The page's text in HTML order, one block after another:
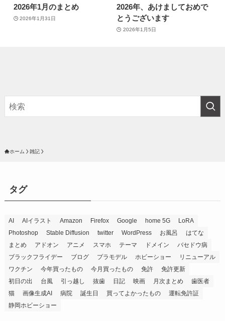
2026年1月のまとめ
2026年1月31日
2026年、あけましておめで
とうございます
2026年1月5日
ホーム 雑記
タグ
AI AIイラスト Amazon Firefox Google home 5G
LoRA
Photoshop
Stable Diffusion twitter WordPress お風呂
はてな
まとめ
アドオン アニメ スマホ テーマ ドメイン
バセドウ病
ブラックフライデー
ブログ プラモデル ホビーショー
リニューアル
ワクチン
今年買ったもの 今月買ったもの 免許
免許更新
初日の出
台風 引っ越し 抜歯 日記 映画 月次まとめ
歯医者
猫
画像生成AI 病院 誕生日 買ってよかったもの
運転免許証
静岡ホビーショー